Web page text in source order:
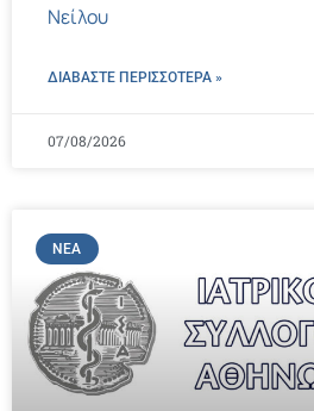
Νείλου
ΔΙΑΒΑΣΤΕ ΠΕΡΙΣΣΌΤΕΡΑ »
07/08/2026
ΝΈΑ